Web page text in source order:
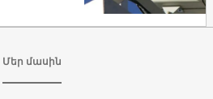
Մեր մասին